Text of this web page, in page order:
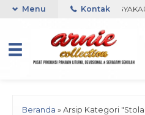
COLLECTION-BORO,
Menu Kontak
Beranda » Arsip Kategori